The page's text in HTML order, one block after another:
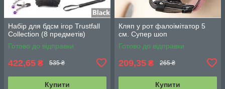
Набір для бдсм ігор Trustfall
Collection (8 предметів)
Готово до відправки
422,65 ₴ 535 ₴
Купити
Кляп у рот фалоімітатор 5
см. Супер шоп
Готово до відправки
209,35 ₴ 265 ₴
Купити